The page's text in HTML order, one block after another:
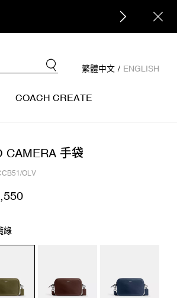
繁體中文 / ENGLISH
COACH CREATE
CAMERA 手袋
OLV
綠